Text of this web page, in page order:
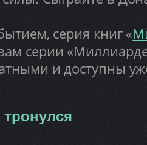
серия книг «
серии
и доступны